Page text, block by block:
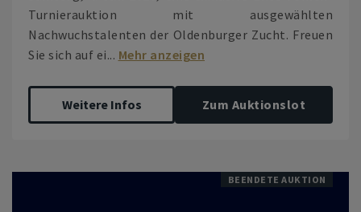
Turnierauktion mit ausgewählten
Nachwuchstalenten der Oldenburger Zucht. Freuen
Sie sich auf ei... Mehr anzeigen
Weitere Infos Zum Auktionslot
BEENDETE AUKTION